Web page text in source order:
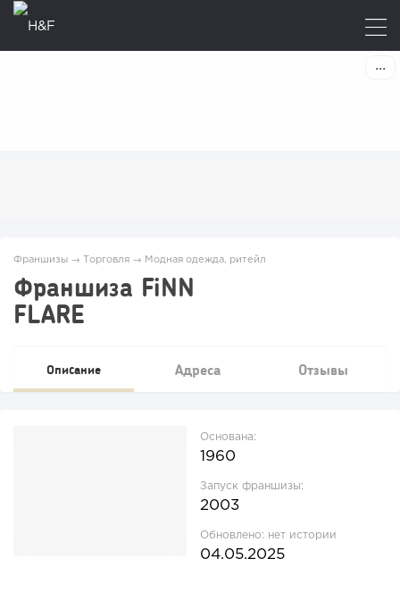
Франшизы → Торговля → Модная одежда, ритейл
Франшиза FiNN
FLARE
Описание Адреса Отзывы
Основана:
1960
Запуск франшизы:
2003
Обновлено: нет истории
04.05.2025